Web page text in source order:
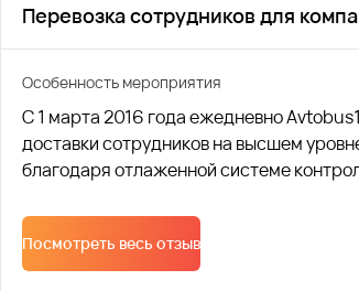
Перевозка сотрудников для
Особенность мероприятия
С 1 марта 2016 года ежедневно
доставки сотрудников на высшем
благодаря отлаженной системе
Посмотреть весь отзыв